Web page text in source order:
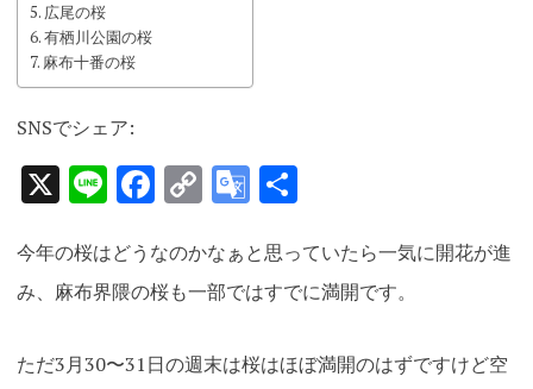
広尾の桜
有栖川公園の桜
麻布十番の桜
SNSでシェア:
X LineFacebook
CopyGoogle
共
今年の桜はどうなのかなぁと思っていたら一気に開花が進
み、麻布界隈の桜も一部ではすでに満開です。
ただ3月30〜31日の週末は桜はほぼ満開のはずですけど空